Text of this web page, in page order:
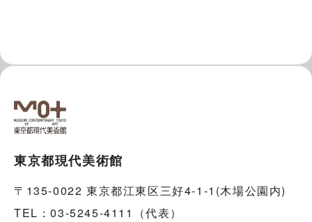
東京都現代美術館
〒135-0022 東京都江東区三好4-1-1(木場公園内)
TEL：03-5245-4111（代表）